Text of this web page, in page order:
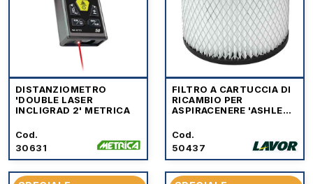
DISTANZIOMETRO
'DOUBLE LASER
INCLIGRAD 2' METRICA
Cod.
30631
FILTRO A CARTUCCIA DI
RICAMBIO PER
ASPIRACENERE 'ASHLEY'
Cod.
50437